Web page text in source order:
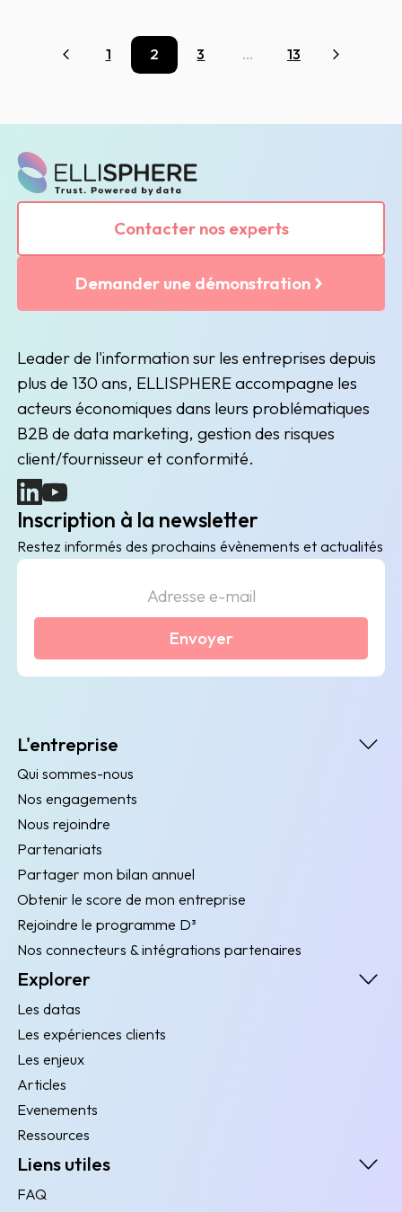
Précédent
1 2 3 … 13 Suivant
Contacter nos experts
Demander une démonstration
Leader de l'information sur les entreprises depuis
plus de 130 ans, ELLISPHERE accompagne les
acteurs économiques dans leurs problématiques
B2B de data marketing, gestion des risques
client/fournisseur et conformité.
(nouvelle fenêtre)
(nouvelle fenêtre)
Inscription à la newsletter
Restez informés des prochains évènements et actualités
Envoyer
L'entreprise
Qui sommes-nous
Nos engagements
Nous rejoindre
Partenariats
Partager mon bilan annuel
Obtenir le score de mon entreprise
Rejoindre le programme D³
Nos connecteurs & intégrations partenaires
Explorer
Les datas
Les expériences clients
Les enjeux
Articles
Evenements
Ressources
Liens utiles
FAQ